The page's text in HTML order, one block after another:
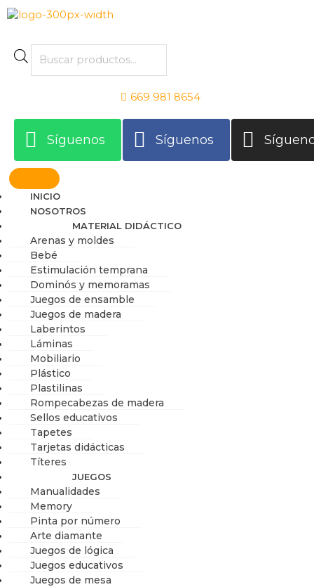
al
search
669 981 8654
Síguenos Síguenos
INICIO
NOSOTROS
MATERIAL DIDÁCTICO
Arenas y moldes
Bebé
Estimulación temprana
Dominós y memoramas
Juegos de ensamble
Juegos de madera
Laberintos
Láminas
Mobiliario
Plástico
Plastilinas
Rompecabezas de madera
Sellos educativos
Tapetes
Tarjetas didácticas
Títeres
JUEGOS
Manualidades
Memory
Pinta por número
Arte diamante
Juegos de lógica
Juegos educativos
Juegos de mesa